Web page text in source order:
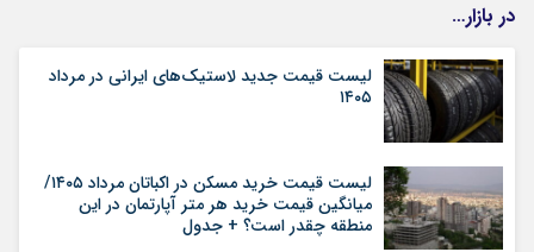
در بازار…
لیست قیمت جدید لاستیک‌های ایرانی در مرداد
۱۴۰۵
لیست قیمت خرید مسکن در اکباتان مرداد ۱۴۰۵/
میانگین قیمت خرید هر متر آپارتمان در این
منطقه چقدر است؟ + جدول